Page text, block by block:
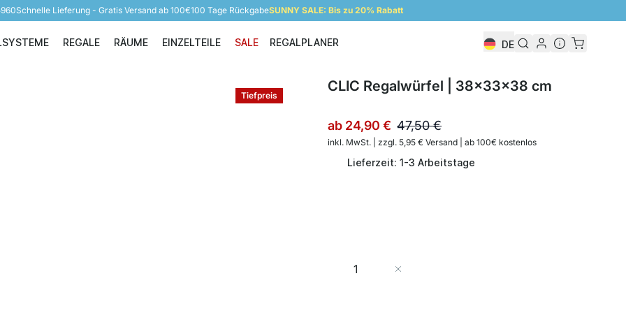
Schnelle Lieferung - Gratis Versand ab 100€100 Tage RückgabeSUNNY SALE: Bis zu 20% Rabatt
Regalsysteme
REGALE
Regale
RÄUME
Räume
EINZELTEILE
Einzelteile
SALE REGALPLANER DE
Tiefpreis
CLIC Regalwürfel | 38x33x38 cm
ab 24,90 € 47,50 €
inkl. MwSt. | zzgl. 5,95 € Versand | ab 100€ kostenlos
Lieferzeit: 1-3 Arbeitstage
Menge